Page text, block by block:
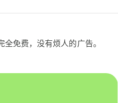
免费，没有烦人的广告。